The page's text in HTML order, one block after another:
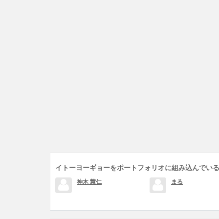
イトーヨーギョーをポートフォリオに組み込んでい
神木 慧仁 まる